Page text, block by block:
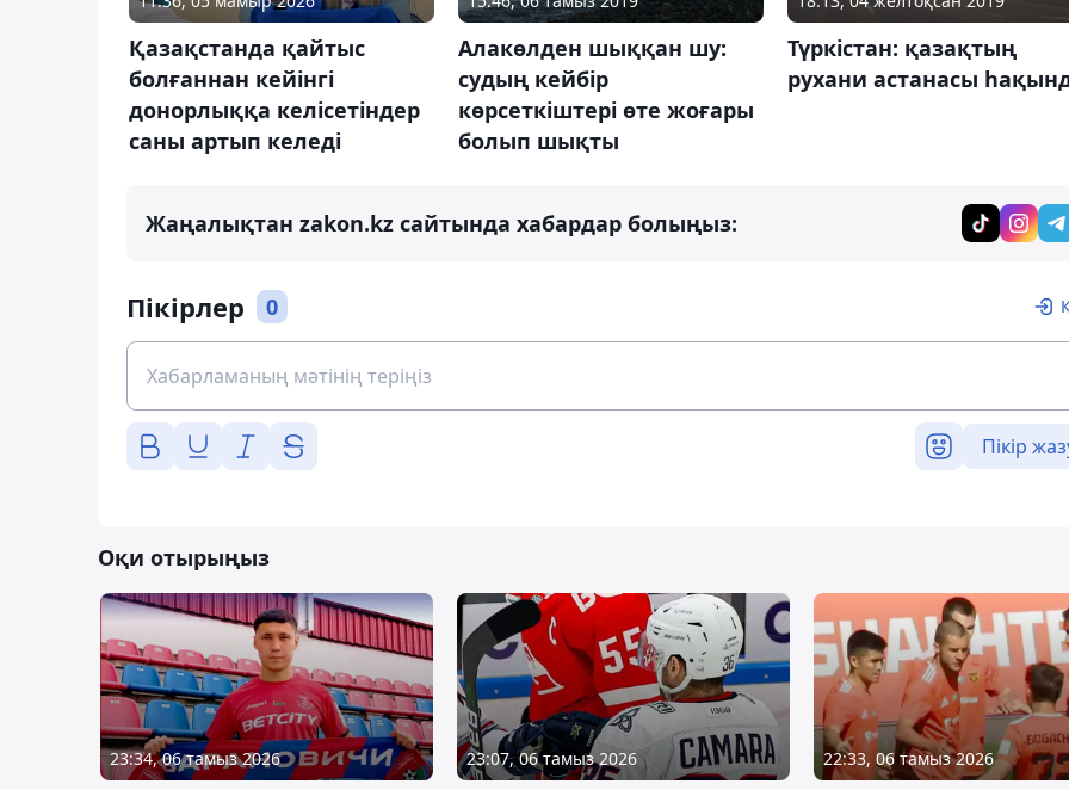
Қазақстанда қайтыс
болғаннан кейінгі
донорлыққа келісетіндер
саны артып келеді
Алакөлден шыққан шу:
судың кейбір
көрсеткіштері өте жоғары
болып шықты
Түркістан: қазақтың
рухани астанасы
Жаңалықтан zakon.kz сайтында хабардар болыңыз:
Пікірлер 0
Пікір
Оқи отырыңыз
23:34, 06 тамыз 2026 23:07, 06 тамыз 2026 22:33, 06 тамыз 2026